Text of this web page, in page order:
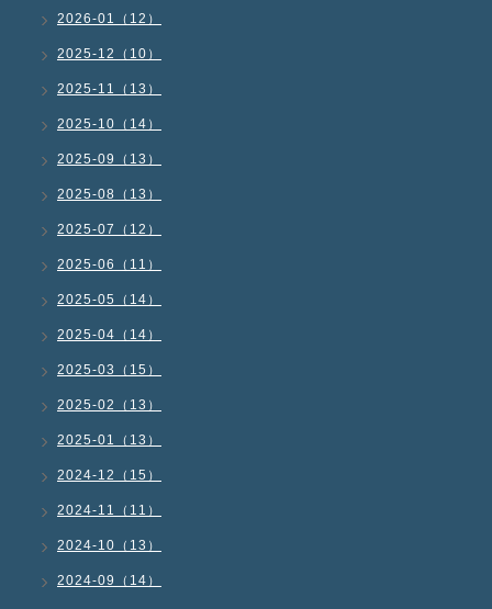
2026-01（12）
2025-12（10）
2025-11（13）
2025-10（14）
2025-09（13）
2025-08（13）
2025-07（12）
2025-06（11）
2025-05（14）
2025-04（14）
2025-03（15）
2025-02（13）
2025-01（13）
2024-12（15）
2024-11（11）
2024-10（13）
2024-09（14）